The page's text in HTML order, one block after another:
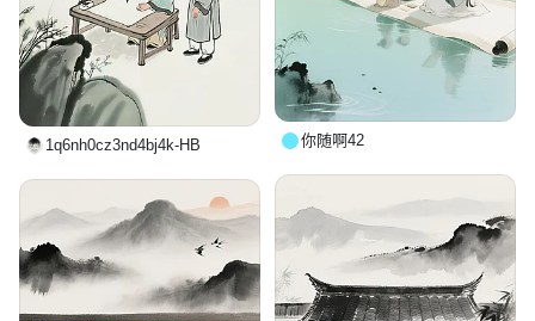
1q6nh0cz3nd4bj4k-HB 你随啊42